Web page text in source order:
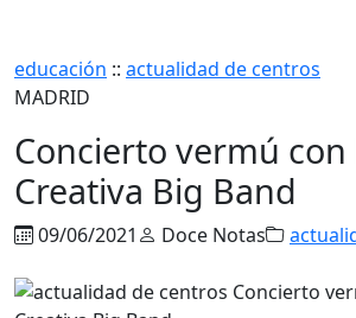
educación :: actualidad de centros
MADRID
Concierto vermú con
Creativa Big Band
09/06/2021 Doce Notas